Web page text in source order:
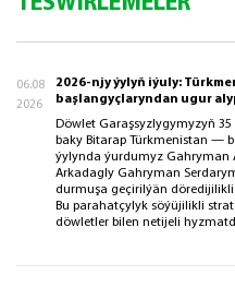
06.08
2026
2026-njy ýylyň iýuly:
başlangyçlaryndan ugur
Döwlet Garaşsyzlygymyzyň
baky Bitarap Türkmenistan —
ýylynda ýurdumyz Gahryman
Arkadagly Gahryman
durmuşa geçirilýän
Bu parahatçylyk söýüjilikli
döwletler bilen netijeli